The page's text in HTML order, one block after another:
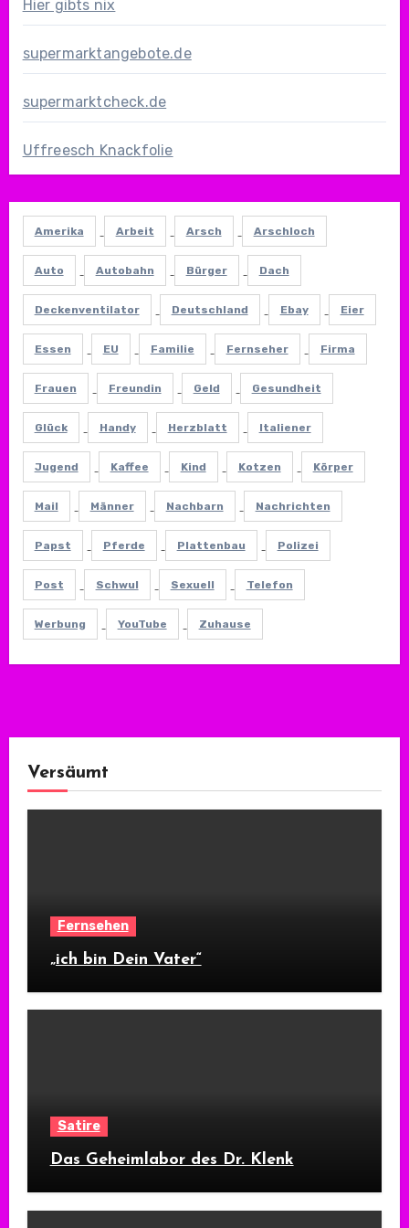
Hier gibts nix
supermarktangebote.de
supermarktcheck.de
Uffreesch Knackfolie
Amerika Arbeit Arsch Arschloch
Auto Autobahn Bürger Dach
Deckenventilator Deutschland Ebay Eier
Essen EU Familie Fernseher Firma
Frauen Freundin Geld Gesundheit
Glück Handy Herzblatt Italiener
Jugend Kaffee Kind Kotzen Körper
Mail Männer Nachbarn Nachrichten
Papst Pferde Plattenbau Polizei
Post Schwul Sexuell Telefon
Werbung YouTube Zuhause
Versäumt
Fernsehen
„ich bin Dein Vater“
Satire
Das Geheimlabor des Dr. Klenk